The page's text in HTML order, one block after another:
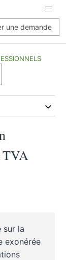
une demande
TVA
sur la
exonérée